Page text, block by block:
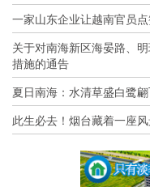
一家山东企业让越南官员
关于对南海新区海晏路、
措施的通告
夏日南海：水清草盛白鹭
此生必去！烟台藏着一座